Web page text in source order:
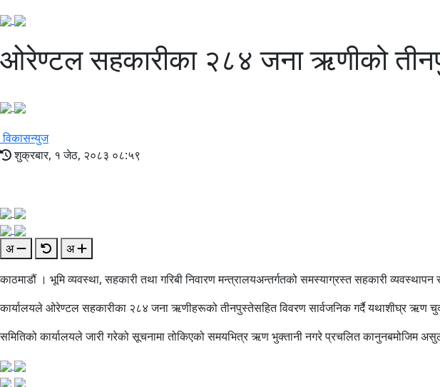
ओरेण्टल सहकारीका २८४ जना ऋणीको
विकासन्युज
शुक्रबार, १ जेठ, २०८३ ०८:५९
अ
अ
काठमाडौं । भूमि व्यवस्था, सहकारी तथा गरिबी निवारण मन्त्रालयअन्तर्गतको समस्याग्रस्त सहकारी
कार्यालयले ओरेण्टल सहकारीका २८४ जना ऋणीहरूको तीनपुस्तेसहित विवरण सार्वजनिक गर्दै यथाशीघ्र ऋण
समितिको कार्यालयले जारी गरेको सूचनामा तोकिएको समयभित्र ऋण भुक्तानी नगरे प्रचलित कानुनबमोजिम